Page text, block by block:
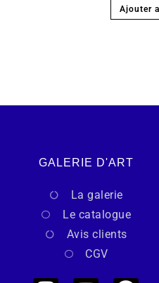
Ajouter
GALERIE D'ART
La galerie
Le catalogue
Avis clients
CGV